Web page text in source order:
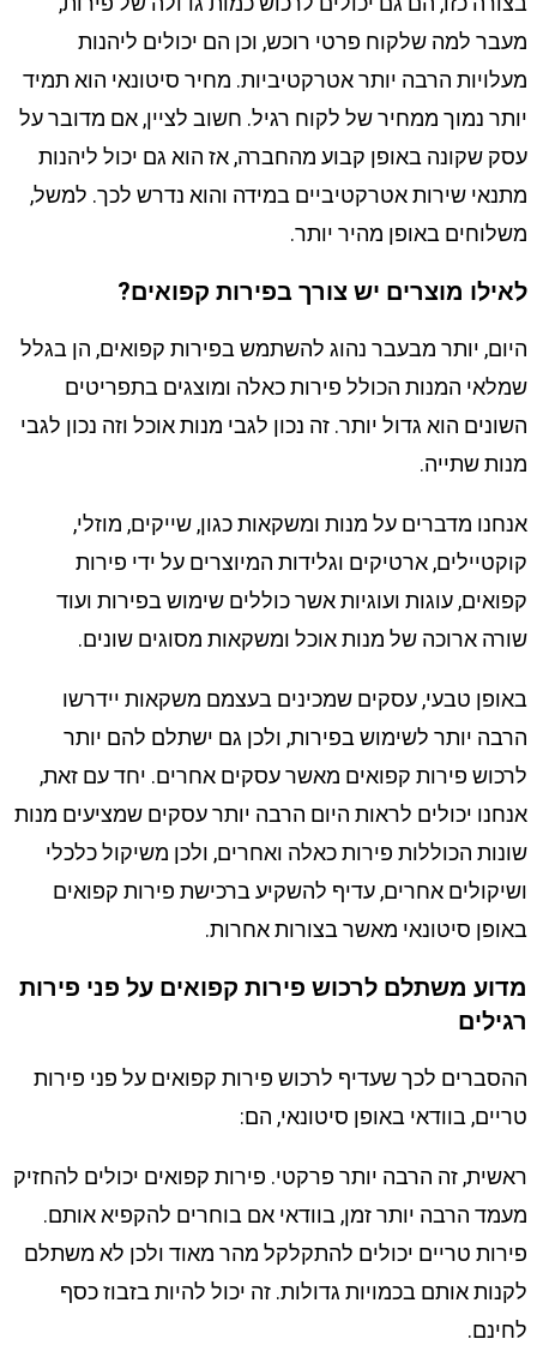
מעבר למה שלקוח פרטי רוכש, וכן הם יכולים ליהנות
מעלויות הרבה יותר אטרקטיביות. מחיר סיטונאי הוא תמיד
יותר נמוך ממחיר של לקוח רגיל. חשוב לציין, אם מדובר על
עסק שקונה באופן קבוע מהחברה, אז הוא גם יכול ליהנות
מתנאי שירות אטרקטיביים במידה והוא נדרש לכך. למשל,
משלוחים באופן מהיר יותר.
לאילו מוצרים יש צורך בפירות קפואים?
היום, יותר מבעבר נהוג להשתמש בפירות קפואים, הן בגלל
שמלאי המנות הכולל פירות כאלה ומוצגים בתפריטים
השונים הוא גדול יותר. זה נכון לגבי מנות אוכל וזה נכון לגבי
מנות שתייה.
אנחנו מדברים על מנות ומשקאות כגון, שייקים, מוזלי,
קוקטיילים, ארטיקים וגלידות המיוצרים על ידי פירות
קפואים, עוגות ועוגיות אשר כוללים שימוש בפירות ועוד
שורה ארוכה של מנות אוכל ומשקאות מסוגים שונים.
באופן טבעי, עסקים שמכינים בעצמם משקאות יידרשו
הרבה יותר לשימוש בפירות, ולכן גם ישתלם להם יותר
לרכוש פירות קפואים מאשר עסקים אחרים. יחד עם זאת,
אנחנו יכולים לראות היום הרבה יותר עסקים שמציעים מנות
שונות הכוללות פירות כאלה ואחרים, ולכן משיקול כלכלי
ושיקולים אחרים, עדיף להשקיע ברכישת פירות קפואים
באופן סיטונאי מאשר בצורות אחרות.
מדוע משתלם לרכוש פירות קפואים על פני פירות
רגילים
ההסברים לכך שעדיף לרכוש פירות קפואים על פני פירות
טריים, בוודאי באופן סיטונאי, הם:
ראשית, זה הרבה יותר פרקטי. פירות קפואים יכולים להחזיק
מעמד הרבה יותר זמן, בוודאי אם בוחרים להקפיא אותם.
פירות טריים יכולים להתקלקל מהר מאוד ולכן לא משתלם
לקנות אותם בכמויות גדולות. זה יכול להיות בזבוז כסף
לחינם.